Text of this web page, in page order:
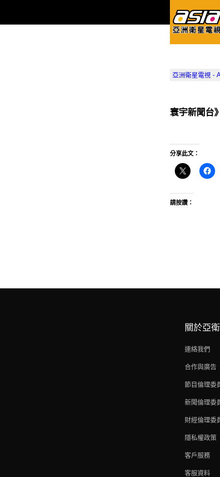
亞洲衛星電視 -
寰宇新聞台
分享此文：
請按讚：
關於亞衛
連絡我們
合作與廣告
節目倫理委
新聞倫理委
財經倫理委
隱私權政策
客戶服務
客服資料